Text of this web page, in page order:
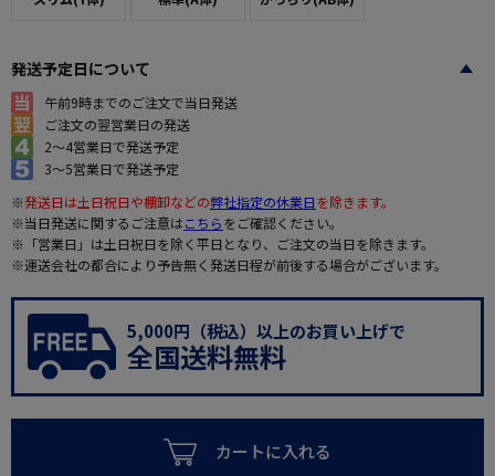
発送予定日について
午前9時までのご注文で当日発送
ご注文の翌営業日の発送
2～4営業日で発送予定
3～5営業日で発送予定
※発送日は土日祝日や棚卸などの弊社指定の休業日を除きます。
※当日発送に関するご注意はこちらをご確認ください。
※「営業日」は土日祝日を除く平日となり、ご注文の当日を除きます。
※運送会社の都合により予告無く発送日程が前後する場合がございます。
5,000円（税込）以上のお買い上げで
全国送料無料
カートに入れる